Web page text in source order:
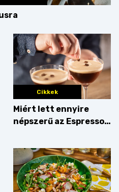
Cikkek
Miért lett ennyire
népszerű az Espresso
érdemes enni mellé?